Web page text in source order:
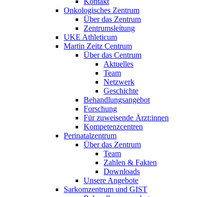
Onkologisches Zentrum
Über das Zentrum
Zentrumsleitung
UKE Athleticum
Martin Zeitz Centrum
Über das Centrum
Aktuelles
Team
Netzwerk
Geschichte
Behandlungsangebot
Forschung
Für zuweisende Ärzt:innen
Kompetenzcentren
Perinatalzentrum
Über das Zentrum
Team
Zahlen & Fakten
Downloads
Unsere Angebote
Sarkomzentrum und GIST